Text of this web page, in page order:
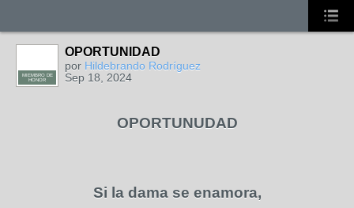
MIEMBRO DE
HONOR
OPORTUNIDAD
por Hildebrando Rodríguez
Sep 18, 2024
OPORTUNUDAD
Si la dama se enamora,